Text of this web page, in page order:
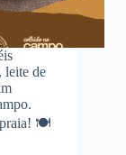
leite de
praia! 🍽️